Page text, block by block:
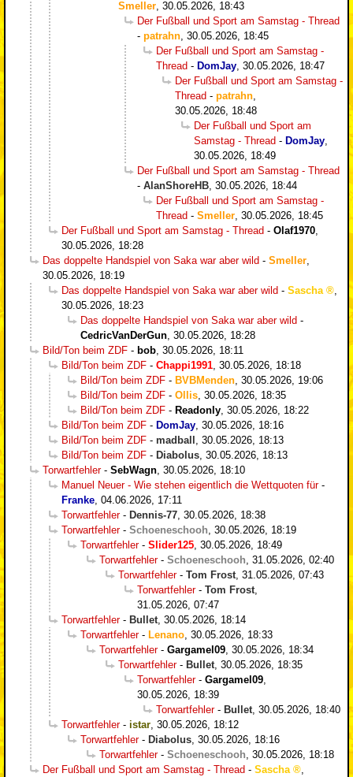
Smeller 30.05.2026, 18:43
Der Fußball und Sport am Samstag - Thread
- patrahn 30.05.2026, 18:45
Der Fußball und Sport am Samstag -
Thread - DomJay 30.05.2026, 18:47
Der Fußball und Sport am Samstag -
Thread - patrahn
30.05.2026, 18:48
Der Fußball und Sport am
Samstag - Thread - DomJay
30.05.2026, 18:49
Der Fußball und Sport am Samstag - Thread
- AlanShoreHB 30.05.2026, 18:44
Der Fußball und Sport am Samstag -
Thread - Smeller 30.05.2026, 18:45
Der Fußball und Sport am Samstag - Thread - Olaf1970
30.05.2026, 18:28
Das doppelte Handspiel von Saka war aber wild - Smeller
30.05.2026, 18:19
Das doppelte Handspiel von Saka war aber wild - Sascha
30.05.2026, 18:23
Das doppelte Handspiel von Saka war aber wild -
CedricVanDerGun 30.05.2026, 18:28
Bild/Ton beim ZDF - bob 30.05.2026, 18:11
Bild/Ton beim ZDF - Chappi1991 30.05.2026, 18:18
Bild/Ton beim ZDF - BVBMenden 30.05.2026, 19:06
Bild/Ton beim ZDF - Ollis 30.05.2026, 18:35
Bild/Ton beim ZDF - Readonly 30.05.2026, 18:22
Bild/Ton beim ZDF - DomJay 30.05.2026, 18:16
Bild/Ton beim ZDF - madball
30.05.2026, 18:13
Bild/Ton beim ZDF - Diabolus 30.05.2026, 18:13
Torwartfehler- SebWagn 30.05.2026, 18:10
Manuel Neuer - Wie stehen eigentlich die Wettquoten für-
Franke 04.06.2026, 17:11
Torwartfehler- Dennis-77 30.05.2026, 18:38
Torwartfehler- Schoeneschooh 30.05.2026, 18:19
Torwartfehler- Slider125 30.05.2026, 18:49
Torwartfehler- Schoeneschooh 31.05.2026, 02:40
Torwartfehler- Tom Frost 31.05.2026, 07:43
Torwartfehler- Tom Frost
31.05.2026, 07:47
Torwartfehler- Bullet 30.05.2026, 18:14
Torwartfehler- Lenano 30.05.2026, 18:33
Torwartfehler- Gargamel09 30.05.2026, 18:34
Torwartfehler- Bullet 30.05.2026, 18:35
Torwartfehler- Gargamel09
30.05.2026, 18:39
Torwartfehler- Bullet 30.05.2026, 18:40
Torwartfehler- istar 30.05.2026, 18:12
Torwartfehler- Diabolus 30.05.2026, 18:16
Torwartfehler- Schoeneschooh 30.05.2026, 18:18
Der Fußball und Sport am Samstag - Thread - Sascha